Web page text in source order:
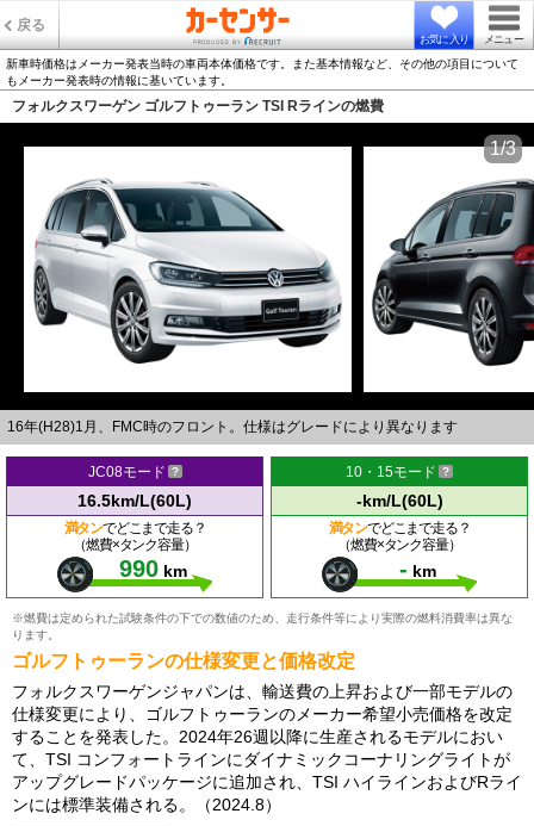
戻る
お気に入り メニュー
新車時価格はメーカー発表当時の車両本体価格です。また基本情報など、その他の項目について
もメーカー発表時の情報に基いています。
フォルクスワーゲン ゴルフトゥーラン TSI Rラインの燃費
16年(H28)1月、FMC時のフロント。仕様はグレードにより異なります
1/3
JC08モード
16.5km/L(60L)
満タンでどこまで走る？
（燃費×タンク容量）
990 km
10・15モード
-km/L(60L)
満タンでどこまで走る？
（燃費×タンク容量）
- km
※燃費は定められた試験条件の下での数値のため、走行条件等により実際の燃料消費率は異な
ります。
ゴルフトゥーランの仕様変更と価格改定
フォルクスワーゲンジャパンは、輸送費の上昇および一部モデルの
仕様変更により、ゴルフトゥーランのメーカー希望小売価格を改定
することを発表した。2024年26週以降に生産されるモデルにおい
て、TSI コンフォートラインにダイナミックコーナリングライトが
アップグレードパッケージに追加され、TSI ハイラインおよびRライ
ンには標準装備される。（2024.8）